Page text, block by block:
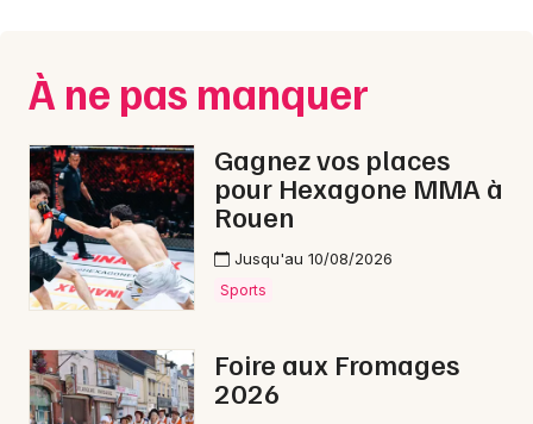
Soirées
Sorties famille
Expos
Sorties & loisirs
Interactives & immersives dans l' Aisne
Paris
Strasbourg
Toulouse
Toutes les villes
À ne pas manquer
Gagnez vos places
pour Hexagone MMA à
Rouen
Jusqu'au 10/08/2026
Sports
Foire aux Fromages
2026